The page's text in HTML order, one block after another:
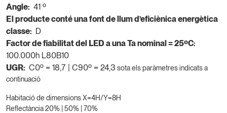
Angle: 41 º
El producte conté una font de llum d’eficiènica energètica
classe: D
Factor de fiabilitat del LED a una Ta nominal = 25ºC:
100.000h L80B10
UGR: C0º = 18,7 | C90º = 24,3 sota els paràmetres indicats a
continuació
Habitació de dimensions X=4H/Y=8H
Reflectància 20% | 50% | 70%